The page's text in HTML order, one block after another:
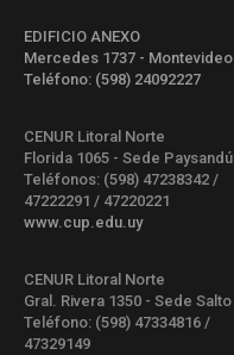
EDIFICIO ANEXO
Mercedes 1737 - Montevideo
Teléfono: (598) 24092227
CENUR Litoral Norte
Florida 1065 - Sede Paysandú
Teléfonos: (598) 47238342 /
47222291 / 47220221
www.cup.edu.uy
CENUR Litoral Norte
Gral. Rivera 1350 - Sede Salto
Teléfono: (598) 47334816 /
47329149